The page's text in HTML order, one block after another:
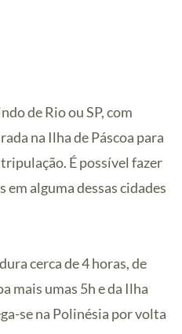
de Rio ou SP, com
na Ilha de Páscoa para
É possível fazer
em alguma dessas cidades
cerca de 4 horas, de
mais umas 5h e da Ilha
se na Polinésia por volta